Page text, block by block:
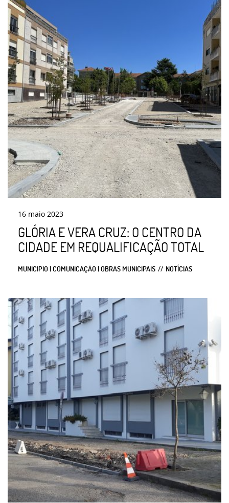
16 maio 2023
GLÓRIA E VERA CRUZ: O CENTRO DA
CIDADE EM REQUALIFICAÇÃO TOTAL
MUNICIPIO | COMUNICAÇÃO | OBRAS MUNICIPAIS NOTÍCIAS